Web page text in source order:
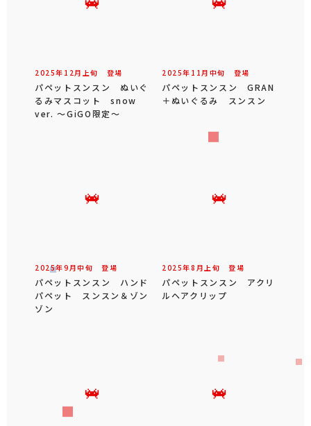
2025年 12 月 上旬 登場
パペットスンスン ぬいぐ
るみマスコット snow
ver. ～GiGO限定～
2025年 11 月 中旬 登場
パペットスンスン GRAN
＋ぬいぐるみ スンスン
2025年9 月中旬 登場
パペットスンスン ハンド
パペット スンスン＆ゾン
ゾン
2025年8 月 上旬 登場
パペットスンスン アクリ
ルヘアクリップ